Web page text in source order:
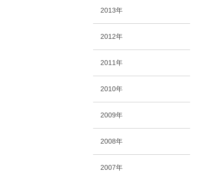
2013年
2012年
2011年
2010年
2009年
2008年
2007年